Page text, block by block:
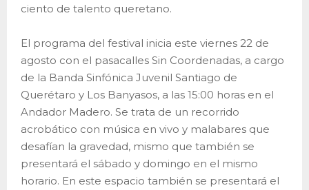
ciento de talento queretano.
El programa del festival inicia este viernes 22 de
agosto con el pasacalles Sin Coordenadas, a cargo
de la Banda Sinfónica Juvenil Santiago de
Querétaro y Los Banyasos, a las 15:00 horas en el
Andador Madero. Se trata de un recorrido
acrobático con música en vivo y malabares que
desafían la gravedad, mismo que también se
presentará el sábado y domingo en el mismo
horario. En este espacio también se presentará el